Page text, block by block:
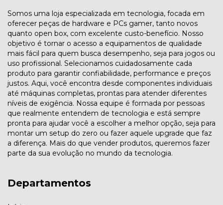
Somos uma loja especializada em tecnologia, focada em
oferecer peças de hardware e PCs gamer, tanto novos
quanto open box, com excelente custo-benefício. Nosso
objetivo é tornar o acesso a equipamentos de qualidade
mais fácil para quem busca desempenho, seja para jogos ou
uso profissional. Selecionamos cuidadosamente cada
produto para garantir confiabilidade, performance e preços
justos. Aqui, você encontra desde componentes individuais
até máquinas completas, prontas para atender diferentes
níveis de exigência. Nossa equipe é formada por pessoas
que realmente entendem de tecnologia e está sempre
pronta para ajudar você a escolher a melhor opção, seja para
montar um setup do zero ou fazer aquele upgrade que faz
a diferença. Mais do que vender produtos, queremos fazer
parte da sua evolução no mundo da tecnologia.
Departamentos